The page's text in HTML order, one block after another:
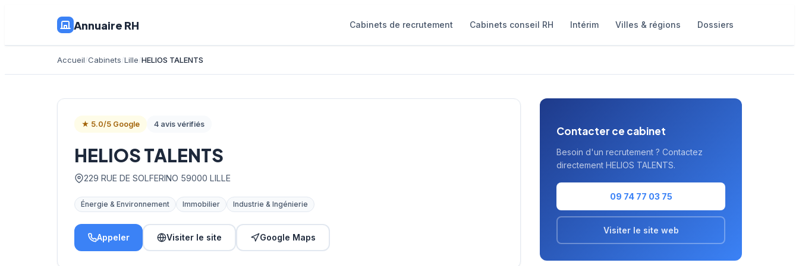
Annuaire RH Cabinets de recrutement Cabinets conseil RH Intérim Villes & régions Dossiers
Accueil Cabinets Lille HELIOS TALENTS
★ 5.0/5 Google 4 avis vérifiés
HELIOS TALENTS
229 RUE DE SOLFERINO 59000 LILLE
Énergie & Environnement Immobilier Industrie & Ingénierie
Appeler Visiter le site Google Maps
Contacter ce cabinet
Besoin d'un recrutement ? Contactez
directement HELIOS TALENTS.
09 74 77 03 75
Visiter le site web